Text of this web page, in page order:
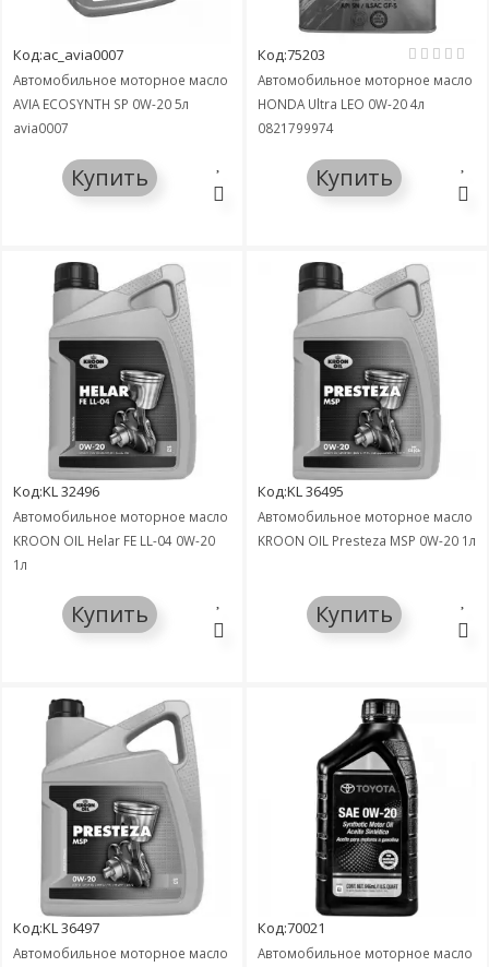
Код:ac_avia0007
Автомобильное моторное масло
AVIA ECOSYNTH SP 0W-20 5л
avia0007
Купить
Код:75203
Автомобильное моторное масло
HONDA Ultra LEO 0W-20 4л
0821799974
Купить
Код:KL 32496
Автомобильное моторное масло
KROON OIL Helar FE LL-04 0W-20
1л
Купить
Код:KL 36495
Автомобильное моторное масло
KROON OIL Presteza MSP 0W-20 1л
Купить
Код:KL 36497
Автомобильное моторное масло
Код:70021
Автомобильное моторное масло